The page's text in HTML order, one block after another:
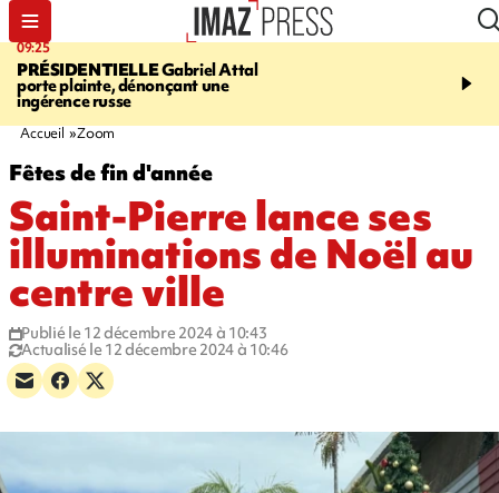
09:25
PRÉSIDENTIELLEGabriel Attal
porte plainte, dénonçant une
ingérence russe
11:43
accident après le virage
Accueil Zoom
Fêtes de fin d'année
Saint-Pierre lance ses
illuminations de Noël au
centre ville
Publié le 12 décembre 2024 à 10:43
Actualisé le 12 décembre 2024 à 10:46